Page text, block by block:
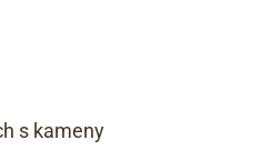
s kameny